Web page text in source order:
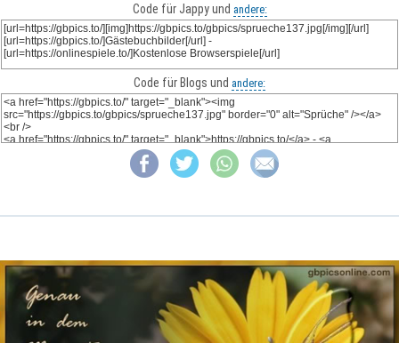
Code für Jappy und andere:
Code für Blogs und andere: